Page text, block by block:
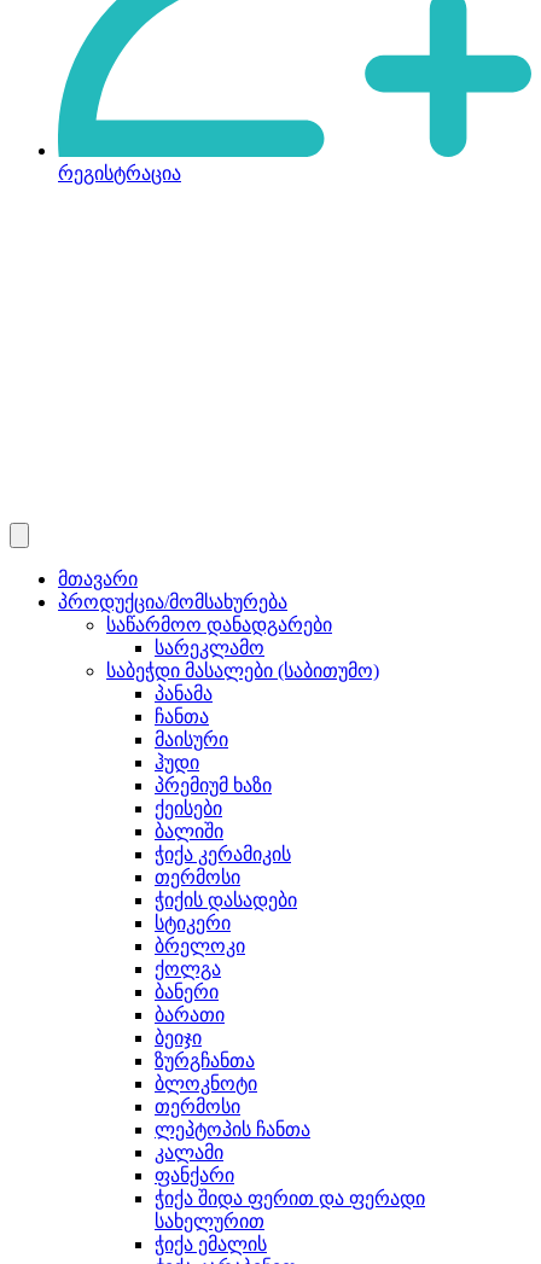
რეგისტრაცია
მთავარი
პროდუქცია/მომსახურება
საწარმოო დანადგარები
სარეკლამო
საბეჭდი მასალები (საბითუმო)
პანამა
ჩანთა
მაისური
ჰუდი
პრემიუმ ხაზი
ქეისები
ბალიში
ჭიქა კერამიკის
თერმოსი
ჭიქის დასადები
სტიკერი
ბრელოკი
ქოლგა
ბანერი
ბარათი
ბეიჯი
ზურგჩანთა
ბლოკნოტი
თერმოსი
ლეპტოპის ჩანთა
კალამი
ფანქარი
ჭიქა შიდა ფერით და ფერადი
სახელურით
ჭიქა ემალის